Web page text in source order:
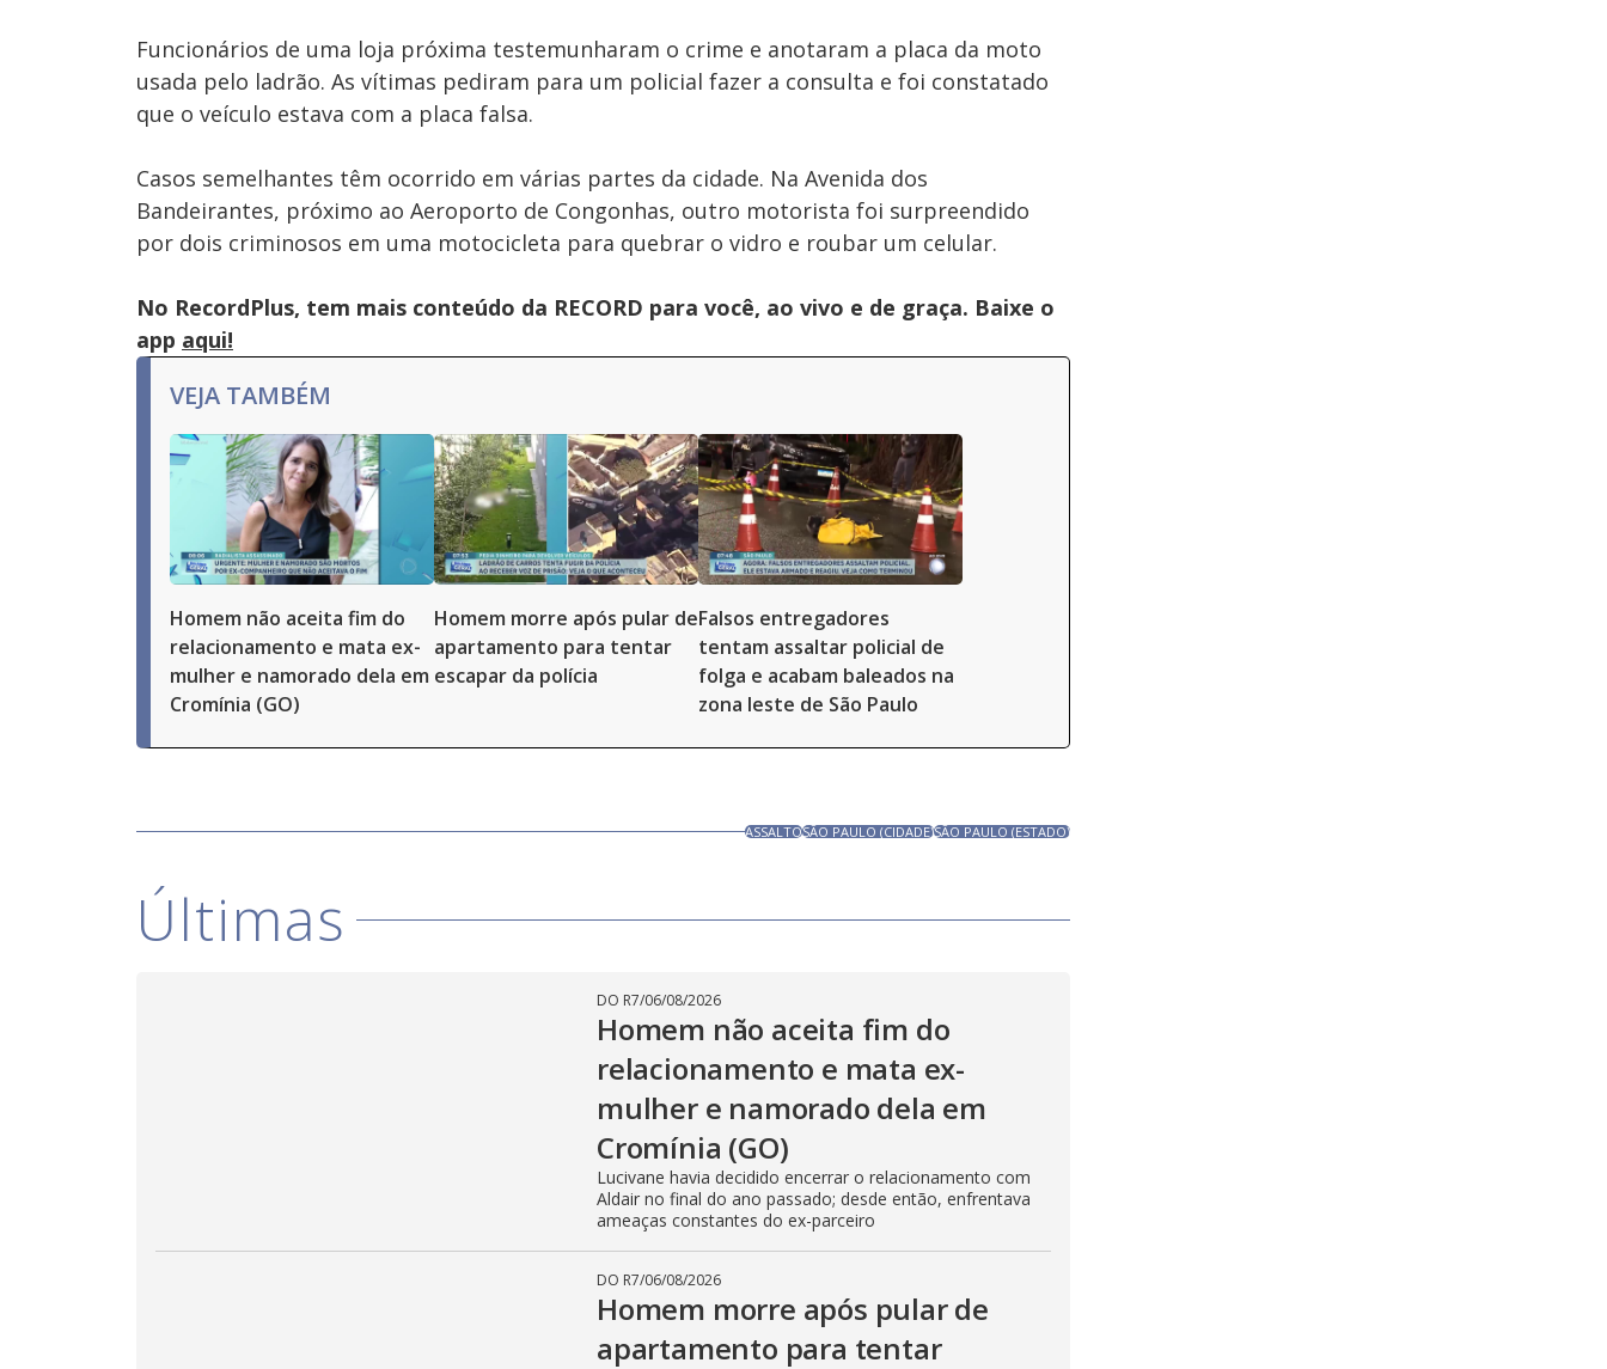
Funcionários de uma loja próxima testemunharam o crime e anotaram a placa da moto
usada pelo ladrão. As vítimas pediram para um policial fazer a consulta e foi constatado
que o veículo estava com a placa falsa.
Casos semelhantes têm ocorrido em várias partes da cidade. Na Avenida dos
Bandeirantes, próximo ao Aeroporto de Congonhas, outro motorista foi surpreendido
por dois criminosos em uma motocicleta para quebrar o vidro e roubar um celular.
No RecordPlus, tem mais conteúdo da RECORD para você, ao vivo e de graça. Baixe o
app aqui!
VEJA TAMBÉM
Homem não aceita fim do
relacionamento e mata ex-
mulher e namorado dela em
Cromínia (GO)
Homem morre após pular de
apartamento para tentar
escapar da polícia
Falsos entregadores
tentam assaltar policial de
folga e acabam baleados na
zona leste de São Paulo
ASSALTOSÃO PAULO (CIDADE)SÃO PAULO (ESTADO)
Últimas
DO R7/06/08/2026
Homem não aceita fim do
relacionamento e mata ex-
mulher e namorado dela em
Cromínia (GO)
Lucivane havia decidido encerrar o relacionamento com
Aldair no final do ano passado; desde então, enfrentava
ameaças constantes do ex-parceiro
DO R7/06/08/2026
Homem morre após pular de
apartamento para tentar